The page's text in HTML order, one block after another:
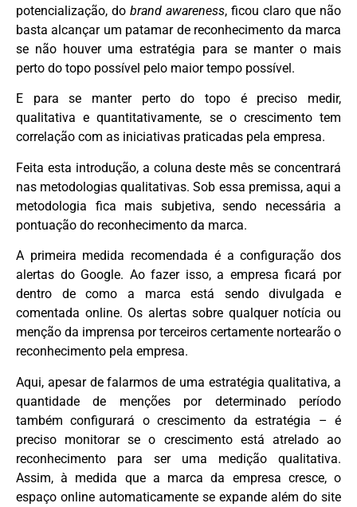
potencialização, do brand awareness, ficou claro que não
basta alcançar um patamar de reconhecimento da marca
se não houver uma estratégia para se manter o mais
perto do topo possível pelo maior tempo possível.
E para se manter perto do topo é preciso medir,
qualitativa e quantitativamente, se o crescimento tem
correlação com as iniciativas praticadas pela empresa.
Feita esta introdução, a coluna deste mês se concentrará
nas metodologias qualitativas. Sob essa premissa, aqui a
metodologia fica mais subjetiva, sendo necessária a
pontuação do reconhecimento da marca.
A primeira medida recomendada é a configuração dos
alertas do Google. Ao fazer isso, a empresa ficará por
dentro de como a marca está sendo divulgada e
comentada online. Os alertas sobre qualquer notícia ou
menção da imprensa por terceiros certamente nortearão o
reconhecimento pela empresa.
Aqui, apesar de falarmos de uma estratégia qualitativa, a
quantidade de menções por determinado período
também configurará o crescimento da estratégia – é
preciso monitorar se o crescimento está atrelado ao
reconhecimento para ser uma medição qualitativa.
Assim, à medida que a marca da empresa cresce, o
espaço online automaticamente se expande além do site